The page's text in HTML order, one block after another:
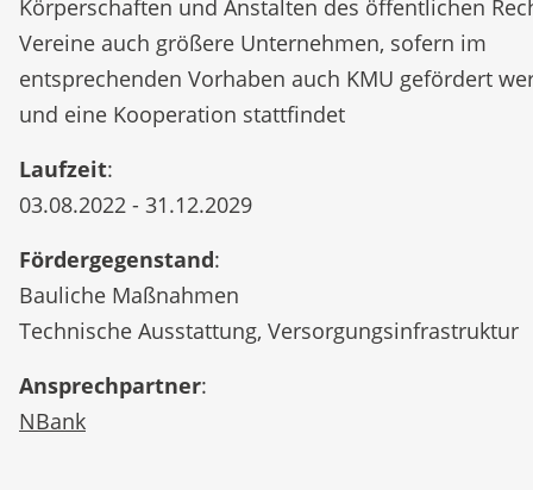
Körperschaften und Anstalten des öffentlichen
Vereine auch größere Unternehmen, sofern im
entsprechenden Vorhaben auch KMU gefördert
und eine Kooperation stattfindet
Laufzeit:
03.08.2022 - 31.12.2029
Fördergegenstand:
Bauliche Maßnahmen
Technische Ausstattung, Versorgungsinfrastruktur
Ansprechpartner:
NBank